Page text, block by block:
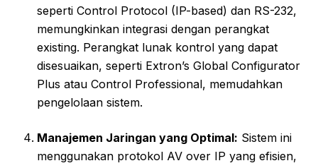
seperti Control Protocol (IP-based) dan RS-232,
memungkinkan integrasi dengan perangkat
existing. Perangkat lunak kontrol yang dapat
disesuaikan, seperti Extron’s Global Configurator
Plus atau Control Professional, memudahkan
pengelolaan sistem.
Manajemen Jaringan yang Optimal: Sistem ini
menggunakan protokol AV over IP yang efisien,